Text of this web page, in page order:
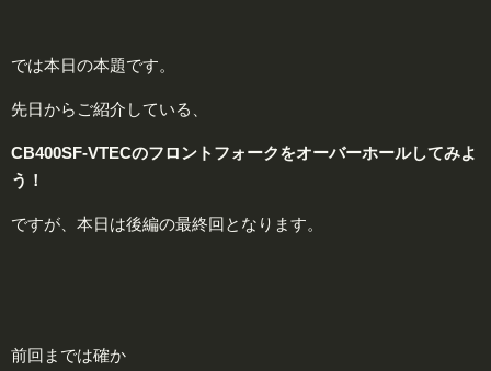
では本日の本題です。
先日からご紹介している、
CB400SF-VTECのフロントフォークをオーバーホールしてみよ
う！
ですが、本日は後編の最終回となります。
前回までは確か